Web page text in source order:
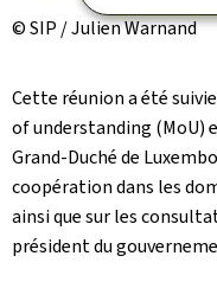
© SIP / Julien Warnand
Cette réunion a été
of understanding (MoU)
Grand-Duché de
coopération dans les
ainsi que sur les
président du